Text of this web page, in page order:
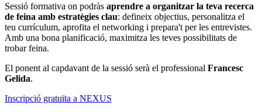
Sessió formativa on podràs aprendre a organitzar la teva recerca
de feina amb estratègies clau: defineix objectius, personalitza el
teu currículum, aprofita el networking i prepara't per les entrevistes.
Amb una bona planificació, maximitza les teves possibilitats de
trobar feina.
El ponent al capdavant de la sessió serà el professional Francesc
Gelida.
Inscripció gratuïta a NEXUS